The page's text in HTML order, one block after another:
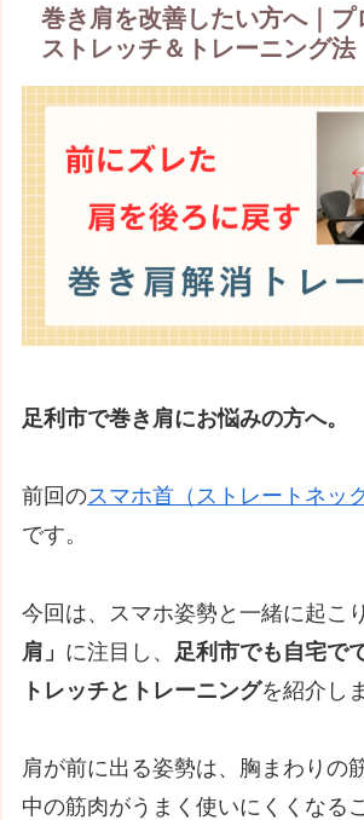
巻き肩を改善したい方へ｜プ
ストレッチ＆トレーニング法
足利市で巻き肩にお悩みの方へ。
前回のスマホ首（ストレートネッ
です。
今回は、スマホ姿勢と一緒に起こ
肩」 に注目し、 足利市でも自宅で
トレッチとトレーニングを紹介し
肩が前に出る姿勢は、胸まわりの
中の筋肉がうまく使いにくくなる